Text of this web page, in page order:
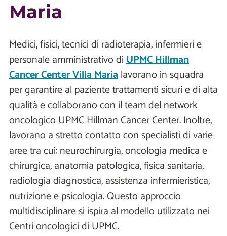
Maria
Medici, fisici, tecnici di radioterapia, infermieri e
personale amministrativo diUPMC Hillman
Cancer Center Villa Marialavorano in squadra
per garantire al paziente trattamenti sicuri e di alta
qualità e collaborano con il team del network
oncologico UPMC Hillman Cancer Center. Inoltre,
lavorano a stretto contatto con specialisti di varie
aree tra cui: neurochirurgia, oncologia medica e
chirurgica, anatomia patologica, fisica sanitaria,
radiologia diagnostica, assistenza infermieristica,
nutrizione e psicologia. Questo approccio
multidisciplinare si ispira al modello utilizzato nei
Centri oncologici di UPMC.